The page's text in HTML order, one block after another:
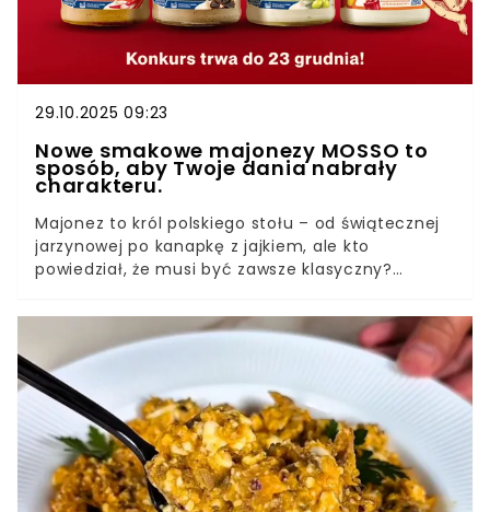
29.10.2025 09:23
Nowe smakowe majonezy MOSSO to
sposób, aby Twoje dania nabrały
charakteru.
Majonez to król polskiego stołu – od świątecznej
jarzynowej po kanapkę z jajkiem, ale kto
powiedział, że musi być zawsze klasyczny?
wariantów Napoleoński i Lekki, postanowiła pójść
o krok dalej i stworzyła linię trzech majonezów
smakowych, które zamieniają codzienne potrawy
w kulinarne odkrycia. A do tego łączą wyjątkowe
wrażenia dla podniebienia z benefitami w postaci
cennych składników odżywczych.